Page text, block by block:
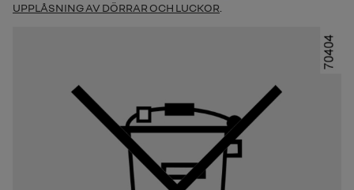
UPPLÅSNING AV DÖRRAR OCH LUCKOR.